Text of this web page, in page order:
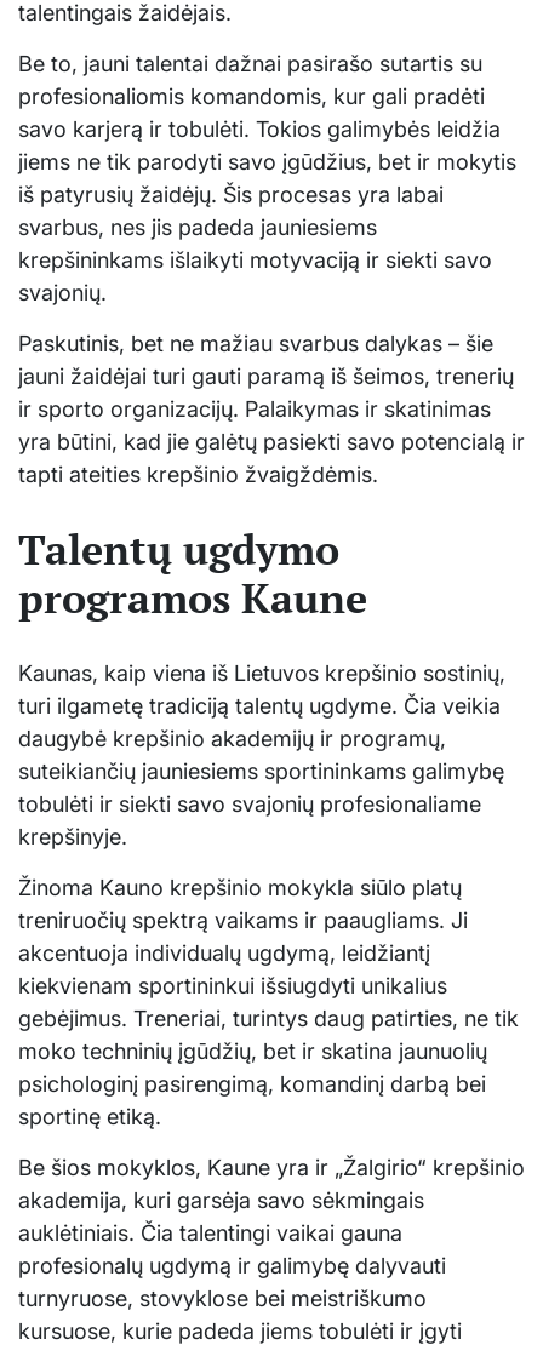
talentingais žaidėjais.
Be to, jauni talentai dažnai pasirašo sutartis su
profesionaliomis komandomis, kur gali pradėti
savo karjerą ir tobulėti. Tokios galimybės leidžia
jiems ne tik parodyti savo įgūdžius, bet ir mokytis
iš patyrusių žaidėjų. Šis procesas yra labai
svarbus, nes jis padeda jauniesiems
krepšininkams išlaikyti motyvaciją ir siekti savo
svajonių.
Paskutinis, bet ne mažiau svarbus dalykas – šie
jauni žaidėjai turi gauti paramą iš šeimos, trenerių
ir sporto organizacijų. Palaikymas ir skatinimas
yra būtini, kad jie galėtų pasiekti savo potencialą ir
tapti ateities krepšinio žvaigždėmis.
Talentų ugdymo
programos Kaune
Kaunas, kaip viena iš Lietuvos krepšinio sostinių,
turi ilgametę tradiciją talentų ugdyme. Čia veikia
daugybė krepšinio akademijų ir programų,
suteikiančių jauniesiems sportininkams galimybę
tobulėti ir siekti savo svajonių profesionaliame
krepšinyje.
Žinoma Kauno krepšinio mokykla siūlo platų
treniruočių spektrą vaikams ir paaugliams. Ji
akcentuoja individualų ugdymą, leidžiantį
kiekvienam sportininkui išsiugdyti unikalius
gebėjimus. Treneriai, turintys daug patirties, ne tik
moko techninių įgūdžių, bet ir skatina jaunuolių
psichologinį pasirengimą, komandinį darbą bei
sportinę etiką.
Be šios mokyklos, Kaune yra ir „Žalgirio“ krepšinio
akademija, kuri garsėja savo sėkmingais
auklėtiniais. Čia talentingi vaikai gauna
profesionalų ugdymą ir galimybę dalyvauti
turnyruose, stovyklose bei meistriškumo
kursuose, kurie padeda jiems tobulėti ir įgyti